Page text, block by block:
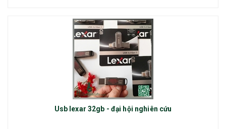
Usb lexar 32gb - đại hội nghiên cứu